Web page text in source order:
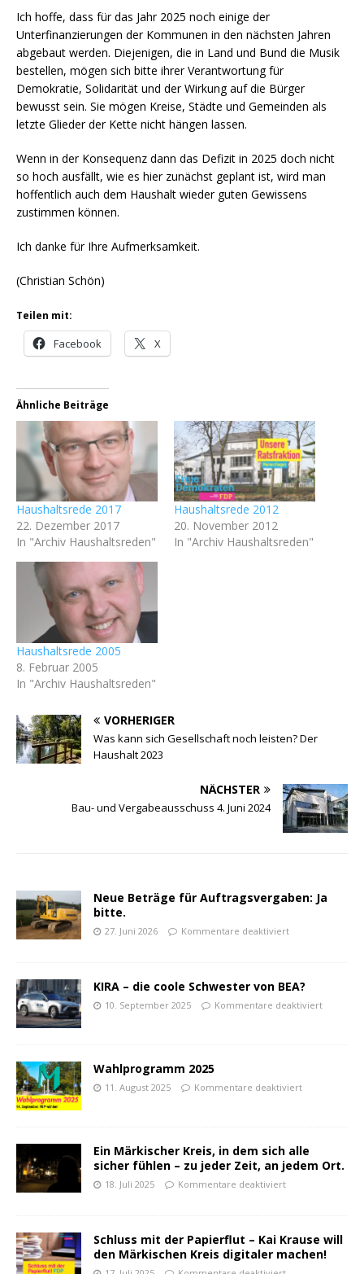
Ich hoffe, dass für das Jahr 2025 noch einige der
Unterfinanzierungen der Kommunen in den nächsten Jahren
abgebaut werden. Diejenigen, die in Land und Bund die Musik
bestellen, mögen sich bitte ihrer Verantwortung für
Demokratie, Solidarität und der Wirkung auf die Bürger
bewusst sein. Sie mögen Kreise, Städte und Gemeinden als
letzte Glieder der Kette nicht hängen lassen.
Wenn in der Konsequenz dann das Defizit in 2025 doch nicht
so hoch ausfällt, wie es hier zunächst geplant ist, wird man
hoffentlich auch dem Haushalt wieder guten Gewissens
zustimmen können.
Ich danke für Ihre Aufmerksamkeit.
(Christian Schön)
Teilen mit:
Facebook X
Ähnliche Beiträge
Haushaltsrede 2017
22. Dezember 2017
In "Archiv Haushaltsreden"
Haushaltsrede 2012
20. November 2012
In "Archiv Haushaltsreden"
Haushaltsrede 2005
8. Februar 2005
In "Archiv Haushaltsreden"
VORHERIGER
Was kann sich Gesellschaft noch leisten? Der
Haushalt 2023
NÄCHSTER
Bau- und Vergabeausschuss 4. Juni 2024
Neue Beträge für Auftragsvergaben: Ja
bitte.
27. Juni 2026 Kommentare deaktiviert
KIRA – die coole Schwester von BEA?
10. September 2025 Kommentare deaktiviert
Wahlprogramm 2025
11. August 2025 Kommentare deaktiviert
Ein Märkischer Kreis, in dem sich alle
sicher fühlen – zu jeder Zeit, an jedem Ort.
18. Juli 2025 Kommentare deaktiviert
Schluss mit der Papierflut – Kai Krause will
den Märkischen Kreis digitaler machen!